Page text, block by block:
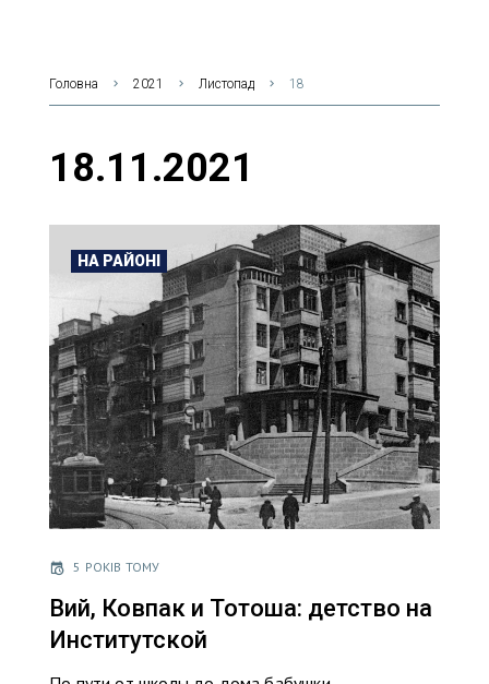
Головна 2021 Листопад 18
18.11.2021
НА РАЙОНІ
5 РОКІВ ТОМУ
Вий, Ковпак и Тотоша: детство на
Институтской